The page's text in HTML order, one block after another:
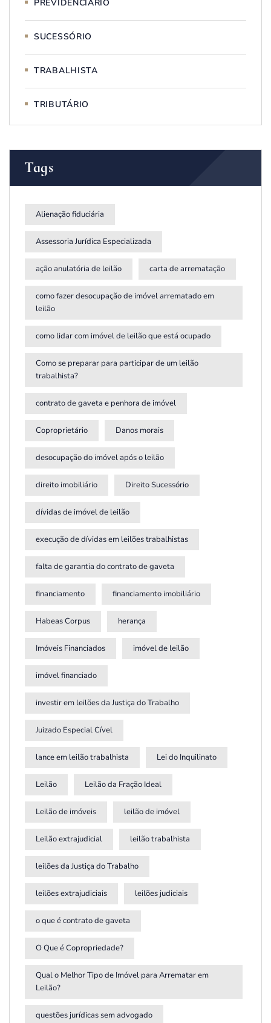
PREVIDENCIÁRIO
SUCESSÓRIO
TRABALHISTA
TRIBUTÁRIO
Tags
Alienação fiduciária
Assessoria Jurídica Especializada
ação anulatória de leilão carta de arrematação
como fazer desocupação de imóvel arrematado em
leilão
como lidar com imóvel de leilão que está ocupado
Como se preparar para participar de um leilão
trabalhista?
contrato de gaveta e penhora de imóvel
Coproprietário Danos morais
desocupação do imóvel após o leilão
direito imobiliário Direito Sucessório
dívidas de imóvel de leilão
execução de dívidas em leilões trabalhistas
falta de garantia do contrato de gaveta
financiamento financiamento imobiliário
Habeas Corpus herança
Imóveis Financiados imóvel de leilão
imóvel financiado
investir em leilões da Justiça do Trabalho
Juizado Especial Cível
lance em leilão trabalhista Lei do Inquilinato
Leilão Leilão da Fração Ideal
Leilão de imóveis leilão de imóvel
Leilão extrajudicial leilão trabalhista
leilões da Justiça do Trabalho
leilões extrajudiciais leilões judiciais
o que é contrato de gaveta
O Que é Copropriedade?
Qual o Melhor Tipo de Imóvel para Arrematar em
Leilão?
questões jurídicas sem advogado